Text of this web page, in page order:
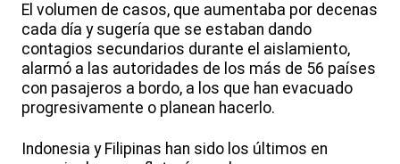
El volumen de casos, que aumentaba por decenas
cada día y sugería que se estaban dando
contagios secundarios durante el aislamiento,
alarmó a las autoridades de los más de 56 países
con pasajeros a bordo, a los que han evacuado
progresivamente o planean hacerlo.
Indonesia y Filipinas han sido los últimos en